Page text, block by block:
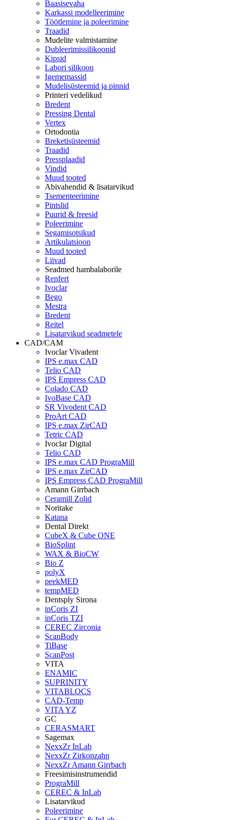
Baasisevaha
Karkassi modelleerimine
Töötlemine ja poleerimine
Traadid
Mudelite valmistamine
Dubleerimissilikoonid
Kipsid
Labori silikoon
Igememassid
Mudelisüsteemid ja pinnid
Printeri vedelikud
Bredent
Pressing Dental
Vertex
Ortodontia
Breketisüsteemid
Traadid
Pressplaadid
Vindid
Muud tooted
Abivahendid & lisatarvikud
Tsementeerimine
Pintslid
Puurid & freesid
Poleerimine
Segamisotsikud
Artikulatsioon
Muud tooted
Liivad
Seadmed hambalaborile
Renfert
Ivoclar
Bego
Mestra
Bredent
Reitel
Lisatarvikud seadmetele
CAD/CAM
Ivoclar Vivadent
IPS e.max CAD
Telio CAD
IPS Empress CAD
Colado CAD
IvoBase CAD
SR Vivodent CAD
ProArt CAD
IPS e.max ZirCAD
Tetric CAD
Ivoclar Digital
Telio CAD
IPS e.max CAD PrograMill
IPS e.max ZirCAD
IPS Empress CAD PrograMill
Amann Girrbach
Ceramill Zolid
Noritake
Katana
Dental Direkt
CubeX & Cube ONE
BioSplint
WAX & BioCW
Bio Z
polyX
peekMED
tempMED
Dentsply Sirona
inCoris ZI
inCoris TZI
CEREC Zirconia
ScanBody
TiBase
ScanPost
VITA
ENAMIC
SUPRINITY
VITABLOCS
CAD-Temp
VITA YZ
GC
CERASMART
Sagemax
NexxZr InLab
NexxZr Zirkonzahn
NexxZr Amann Girrbach
Freesimisinstrumendid
PrograMill
CEREC & InLab
Lisatarvikud
Poleerimine